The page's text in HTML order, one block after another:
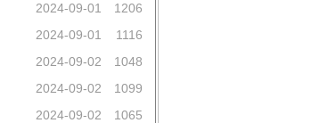
2024-09-01 1206
2024-09-01 1116
2024-09-02 1048
2024-09-02 1099
2024-09-02 1065